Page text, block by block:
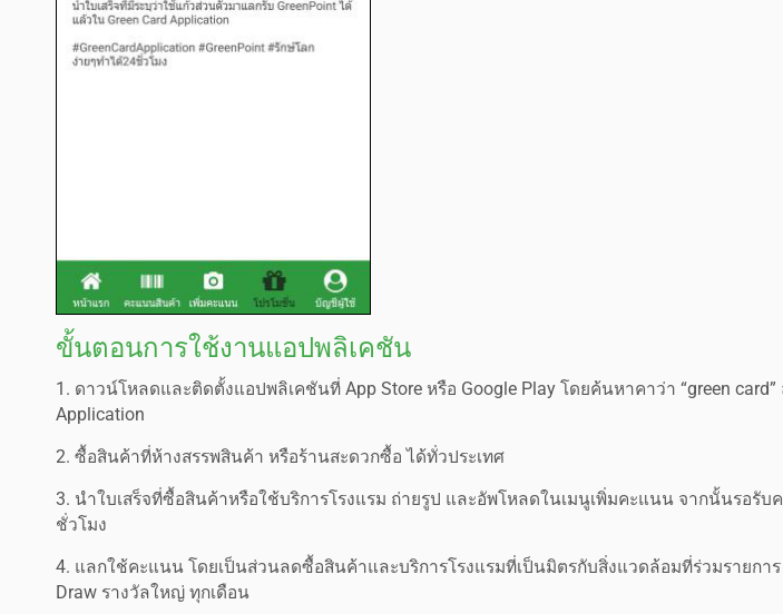
ขั้นตอนการใช้งานแอปพลิเคชัน
1. ดาวน์โหลดและติดตั้งแอปพลิเคชันที่ App Store หรือ Google Play โดยค้นหาคาว่า “green
Application
2. ซื้อสินค้าที่ห้างสรรพสินค้า หรือร้านสะดวกซื้อ ได้ทั่วประเทศ
3. นำใบเสร็จที่ซื้อสินค้าหรือใช้บริการโรงแรม ถ่ายรูป และอัพโหลดในเมนูเพิ่มคะแนน จากนั้นรอรับ
ชั่วโมง
4. แลกใช้คะแนน โดยเป็นส่วนลดซื้อสินค้าและบริการโรงแรมที่เป็นมิตรกับสิ่งแวดล้อมที่ร่วมรายกา
Draw รางวัลใหญ่ ทุกเดือน